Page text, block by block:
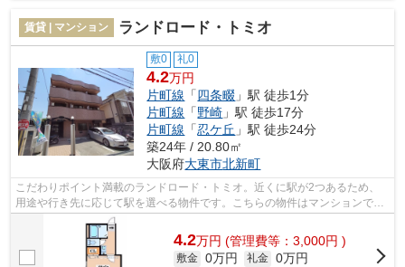
賃貸 | マンション ランドロード・トミオ
敷0 礼0
4.2万円
片町線 「四条畷 」駅 徒歩1分
片町線 「野崎 」駅 徒歩17分
片町線 「忍ケ丘 」駅 徒歩24分
築24年 / 20.80㎡
大阪府大東市北新町
こだわりポイント満載のランドロード・トミオ。近くに駅が2つあるため、
用途や行き先に応じて駅を選べる物件です。こちらの物件はマンションで
す。この物件は駅から徒歩1分の物件です...
4.2万円 (管理費等：3,000円 )
敷金 0万円 礼金 0万円